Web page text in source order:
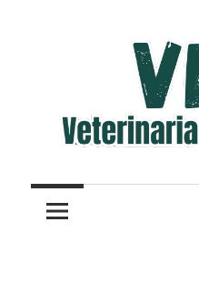
Veterinaria
y
y
Zootecnia